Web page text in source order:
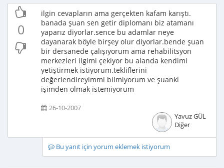
0
ilgin cevapların ama gerçekten kafam karıştı.
banada şuan sen getir diplomanı biz atamanı
yaparız diyorlar.sence bu adamlar neye
dayanarak böyle birşey olur diyorlar.bende şuan
bir dersanede çalışıyorum ama rehabilitsyon
merkezleri ilgimi çekiyor bu alanda kendimi
yetiştirmek istiyorum.tekliflerini
değerlendireyimmi bilmiyorum ve şuanki
işimden olmak istemiyorum
26-10-2007
Yavuz GÜL
Diğer
Bu yanıt için yorum eklemek istiyorum